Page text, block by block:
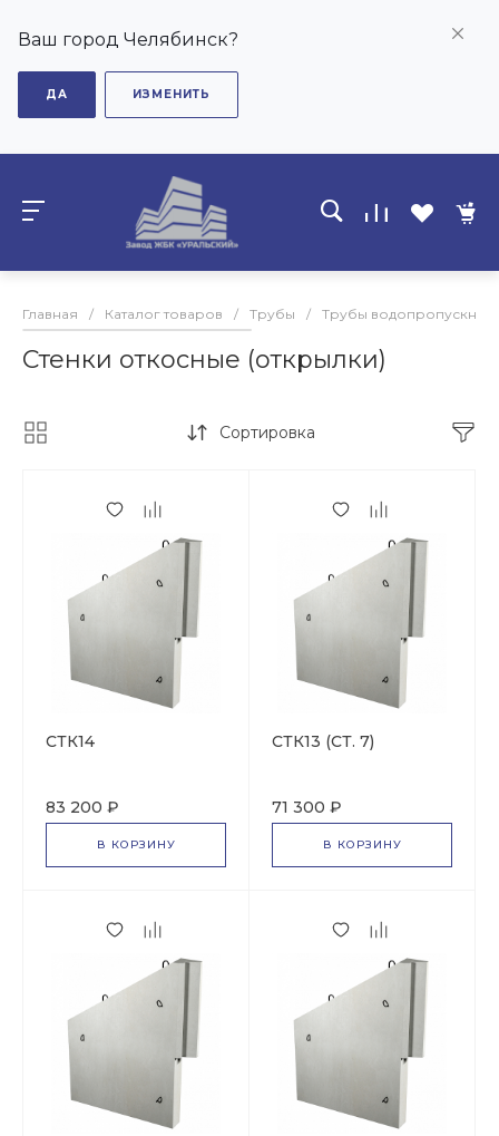
Ваш город Челябинск?
ДА ИЗМЕНИТЬ
Главная / Каталог товаров / Трубы / Трубы
Стенки откосные (открылки)
Сортировка
СТК14
83 200 ₽
В КОРЗИНУ
СТК13 (СТ. 7)
71 300 ₽
В КОРЗИНУ